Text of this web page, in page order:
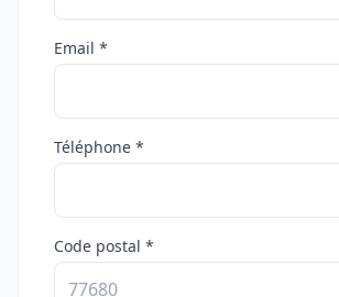
Email *
Téléphone *
Code postal *